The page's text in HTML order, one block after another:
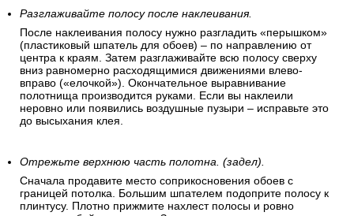
стены.
Разглаживайте полосу после наклеивания.
После наклеивания полосу нужно разгладить «перышком»
(пластиковый шпатель для обоев) – по направлению от
центра к краям. Затем разглаживайте всю полосу сверху
вниз равномерно расходящимися движениями влево-
вправо («елочкой»). Окончательное выравнивание
до высыхания клея.
Отрежьте верхнюю часть полотна. (задел).